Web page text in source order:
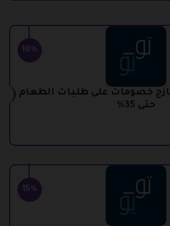
10%
خصومات على طلبات الطعام
حتى 35%
15%